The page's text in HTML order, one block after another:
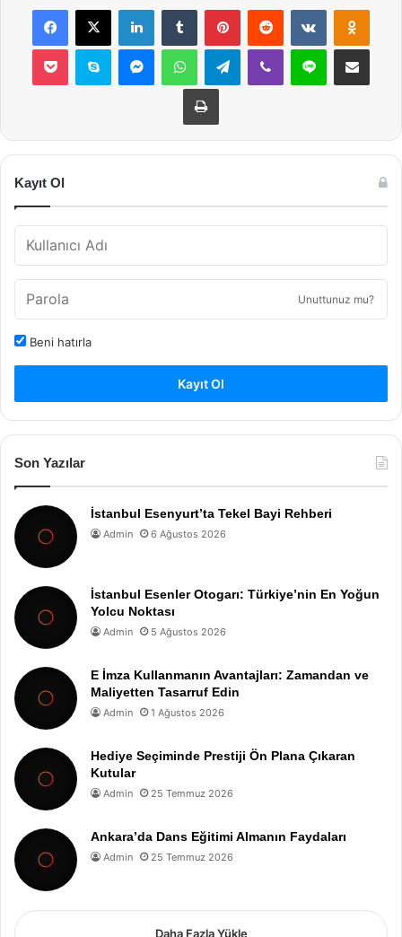
Facebook
X LinkedInTumblr PinterestReddit VKontakte
Pocket Skype MessengerWhatsAppTelegramViber Line E-Posta ile
Yazdır
Kayıt Ol
Unuttunuz mu?
Beni hatırla
Kayıt Ol
Son Yazılar
İstanbul Esenyurt’ta Tekel Bayi Rehberi
Admin 6 Ağustos 2026
İstanbul Esenler Otogarı: Türkiye’nin En Yoğun
Yolcu Noktası
Admin 5 Ağustos 2026
E İmza Kullanmanın Avantajları: Zamandan ve
Maliyetten Tasarruf Edin
Admin 1 Ağustos 2026
Hediye Seçiminde Prestiji Ön Plana Çıkaran
Kutular
Admin 25 Temmuz 2026
Ankara’da Dans Eğitimi Almanın Faydaları
Admin 25 Temmuz 2026
Daha Fazla Yükle